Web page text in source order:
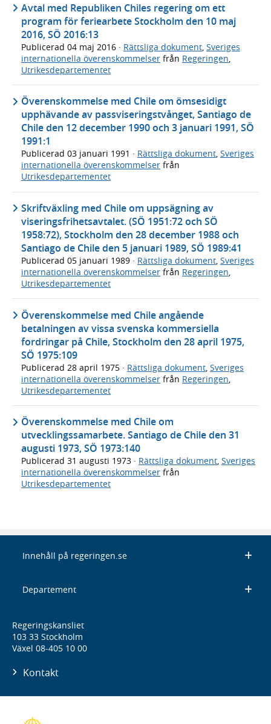
Avtal med Republiken Chiles regering om ett
program för feriearbete Stockholm den 10 maj
2016, SÖ 2016:13
Publicerad 04 maj 2016 · Rättsliga dokument Sveriges
internationella överenskommelser från Regeringen
Utrikesdepartementet
Överenskommelse med Chile om ömsesidigt
upphävande av passviseringstvånget, Santiago de
Chile den 12 december 1990 och 3 januari 1991, SÖ
1991:1
Publicerad 03 januari 1991 · Rättsliga dokument, Sveriges
internationella överenskommelser från
Utrikesdepartementet
Skriftväxling med Chile om uppsägning av
viseringsfrihetsavtalet. (SÖ 1951:72 och SÖ
1958:72), Stockholm den 28 december 1988 och
Santiago de Chile den 5 januari 1989, SÖ 1989:41
Publicerad 05 januari 1989 · Rättsliga dokument, Sveriges
internationella överenskommelser från Regeringen,
Utrikesdepartementet
Överenskommelse med Chile angående
betalningen av vissa svenska kommersiella
fordringar på Chile, Stockholm den 28 april 1975,
SÖ 1975:109
Publicerad 28 april 1975 · Rättsliga dokument Sveriges
internationella överenskommelser från Regeringen
Utrikesdepartementet
Överenskommelse med Chile om
utvecklingssamarbete. Santiago de Chile den 31
augusti 1973, SÖ 1973:140
Publicerad 31 augusti 1973 · Rättsliga dokument, Sveriges
internationella överenskommelser från
Utrikesdepartementet
Innehåll på regeringen.se
Departement
Regeringskansliet
103 33 Stockholm
Växel 08-405 10 00
Kontakt